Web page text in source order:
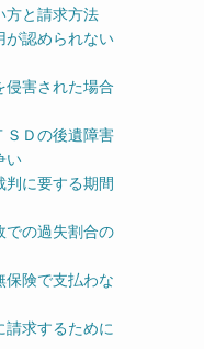
方と請求方法
が認められない
侵害された場合
ＳＤの後遺障害
い
判に要する期間
での過失割合の
保険で支払わな
請求するために